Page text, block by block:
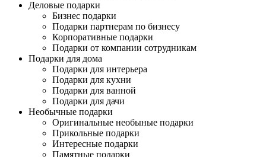
Деловые подарки
Бизнес подарки
Подарки партнерам по бизнесу
Корпоративные подарки
Подарки от компании сотрудникам
Подарки для дома
Подарки для интерьера
Подарки для кухни
Подарки для ванной
Подарки для дачи
Необычные подарки
Оригинальные необыные подарки
Прикольные подарки
Интересные подарки
Памятные подарки